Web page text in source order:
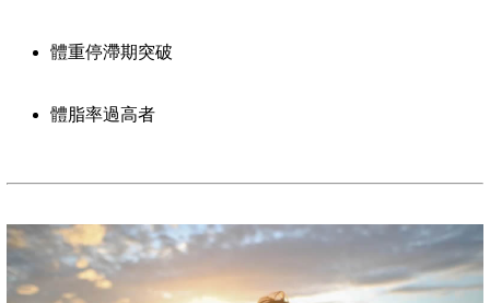
體重停滯期突破
體脂率過高者